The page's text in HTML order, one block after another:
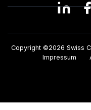
Copyright ©2026 Swiss
Impressum